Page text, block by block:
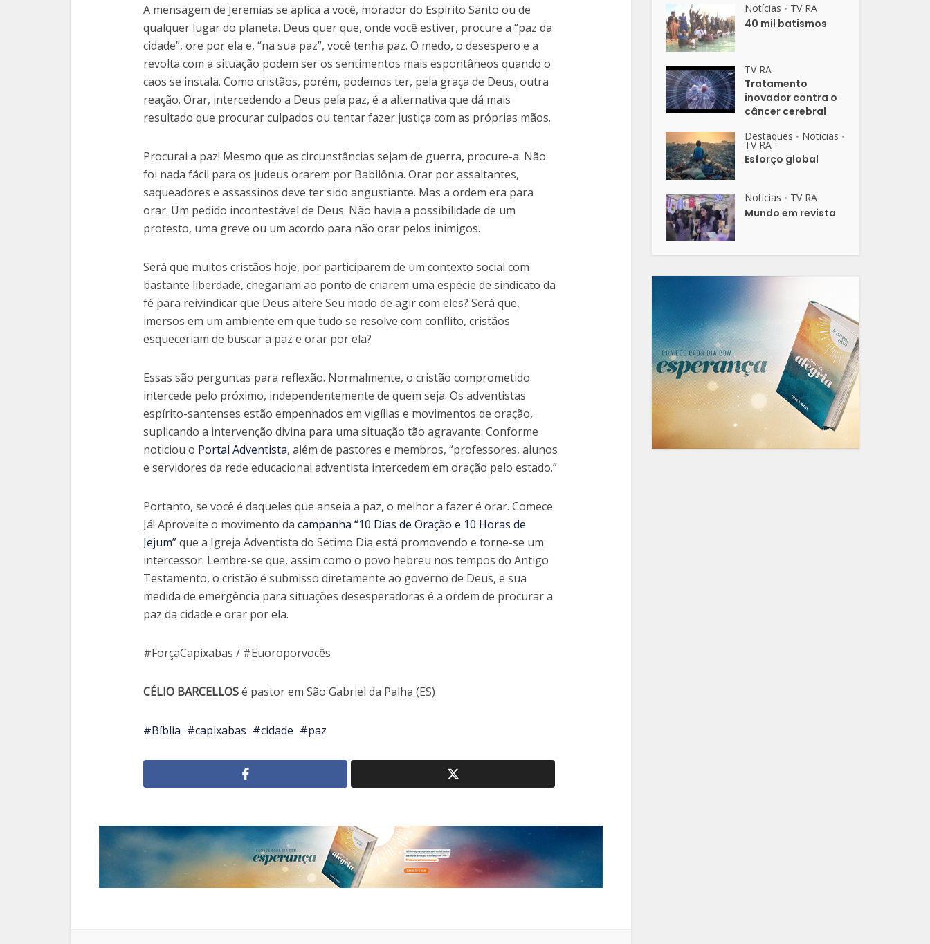
A mensagem de Jeremias se aplica a você, morador do Espírito Santo ou de
qualquer lugar do planeta. Deus quer que, onde você estiver, procure a “paz da
cidade”, ore por ela e, “na sua paz”, você tenha paz. O medo, o desespero e a
revolta com a situação podem ser os sentimentos mais espontâneos quando o
caos se instala. Como cristãos, porém, podemos ter, pela graça de Deus, outra
reação. Orar, intercedendo a Deus pela paz, é a alternativa que dá mais
resultado que procurar culpados ou tentar fazer justiça com as próprias mãos.
Procurai a paz! Mesmo que as circunstâncias sejam de guerra, procure-a. Não
foi nada fácil para os judeus orarem por Babilônia. Orar por assaltantes,
saqueadores e assassinos deve ter sido angustiante. Mas a ordem era para
orar. Um pedido incontestável de Deus. Não havia a possibilidade de um
protesto, uma greve ou um acordo para não orar pelos inimigos.
Será que muitos cristãos hoje, por participarem de um contexto social com
bastante liberdade, chegariam ao ponto de criarem uma espécie de sindicato da
fé para reivindicar que Deus altere Seu modo de agir com eles? Será que,
imersos em um ambiente em que tudo se resolve com conflito, cristãos
esqueceriam de buscar a paz e orar por ela?
Essas são perguntas para reflexão. Normalmente, o cristão comprometido
intercede pelo próximo, independentemente de quem seja. Os adventistas
espírito-santenses estão empenhados em vigílias e movimentos de oração,
suplicando a intervenção divina para uma situação tão agravante. Conforme
noticiou o Portal Adventista, além de pastores e membros, “professores, alunos
e servidores da rede educacional adventista intercedem em oração pelo estado.”
Portanto, se você é daqueles que anseia a paz, o melhor a fazer é orar. Comece
Já! Aproveite o movimento da campanha “10 Dias de Oração e 10 Horas de
Jejum”que a Igreja Adventista do Sétimo Dia está promovendo e torne-se um
intercessor. Lembre-se que, assim como o povo hebreu nos tempos do Antigo
Testamento, o cristão é submisso diretamente ao governo de Deus, e sua
medida de emergência para situações desesperadoras é a ordem de procurar a
paz da cidade e orar por ela.
#ForçaCapixabas / #Euoroporvocês
CÉLIO BARCELLOSé pastor em São Gabriel da Palha (ES)
Bíblia capixabas cidade paz
Notícias • TV RA
40 mil batismos
TV RA
Tratamento
inovador contra o
câncer cerebral
Destaques • Notícias •
TV RA
Esforço global
Notícias • TV RA
Mundo em revista